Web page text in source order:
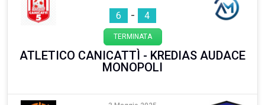
6 - 4
ATLETICO CANICATTÌ - KREDIAS AUDACE
MONOPOLI
TERMINATA